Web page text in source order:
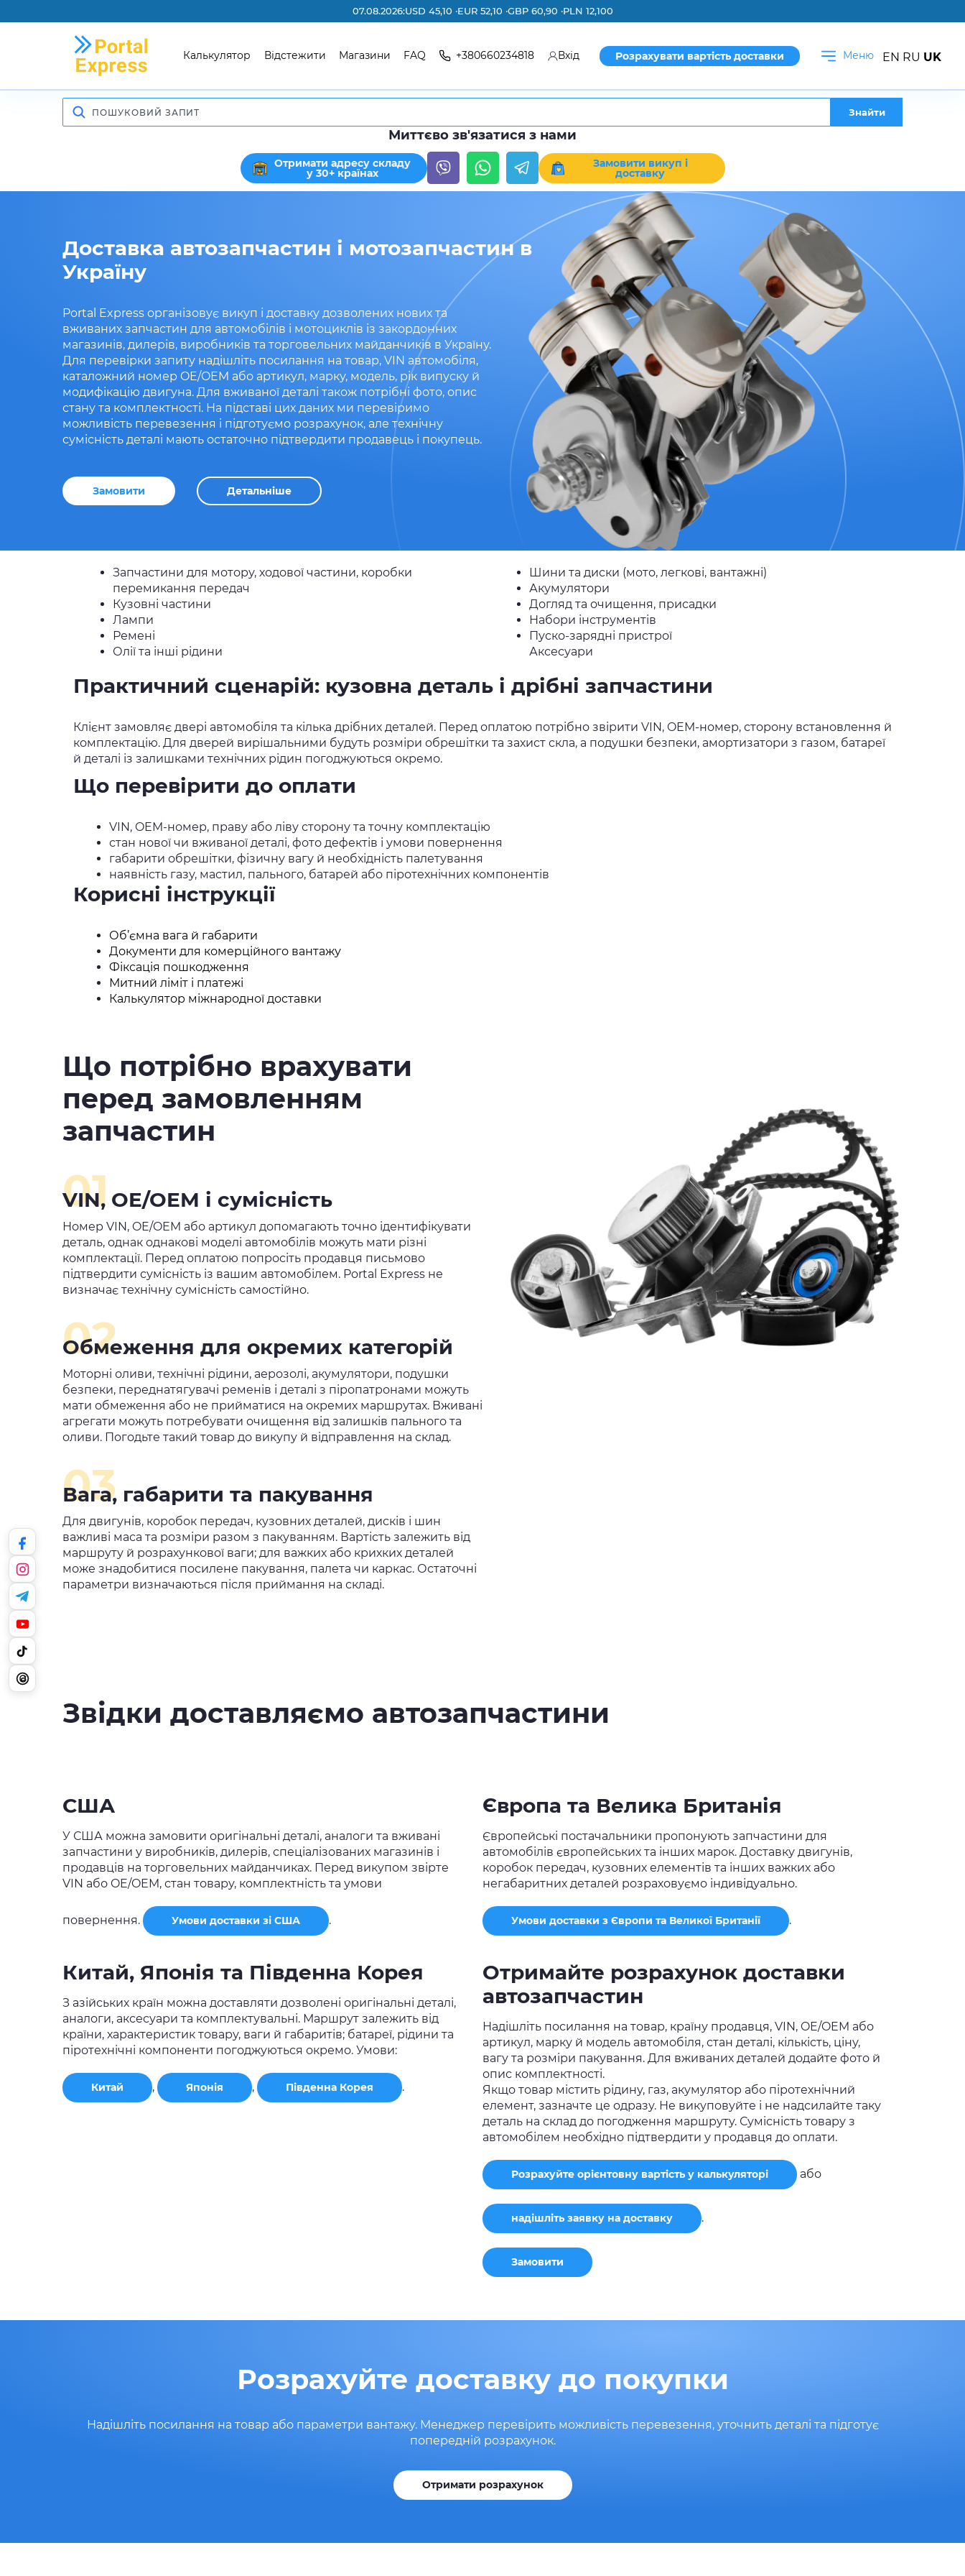
07.08.2026:USD 45,10 ·EUR 52,10 ·GBP 60,90 ·PLN 12,100
Калькулятор Відстежити Магазини FAQ +380660234818 Вхід Розрахувати вартість доставки Меню
Знайти
Миттєво зв'язатися з нами
Отримати адресу складу
у 30+ країнах
Замовити викуп і
доставку
Доставка автозапчастин і мотозапчастин в
Україну
Portal Express організовує викуп і доставку дозволених нових та
вживаних запчастин для автомобілів і мотоциклів із закордонних
магазинів, дилерів, виробників та торговельних майданчиків в Україну.
Для перевірки запиту надішліть посилання на товар, VIN автомобіля,
каталожний номер OE/OEM або артикул, марку, модель, рік випуску й
модифікацію двигуна. Для вживаної деталі також потрібні фото, опис
стану та комплектності. На підставі цих даних ми перевіримо
можливість перевезення і підготуємо розрахунок, але технічну
сумісність деталі мають остаточно підтвердити продавець і покупець.
Замовити Детальніше
Запчастини для мотору, ходової частини, коробки
перемикання передач
Кузовні частини
Лампи
Ремені
Олії та інші рідини
Шини та диски (мото, легкові, вантажні)
Акумулятори
Догляд та очищення, присадки
Набори інструментів
Пуско-зарядні пристрої
Аксесуари
Практичний сценарій: кузовна деталь і дрібні запчастини
Клієнт замовляє двері автомобіля та кілька дрібних деталей. Перед оплатою потрібно звірити VIN, OEM-номер, сторону встановлення й
комплектацію. Для дверей вирішальними будуть розміри обрешітки та захист скла, а подушки безпеки, амортизатори з газом, батареї
й деталі із залишками технічних рідин погоджуються окремо.
Що перевірити до оплати
VIN, OEM-номер, праву або ліву сторону та точну комплектацію
стан нової чи вживаної деталі, фото дефектів і умови повернення
габарити обрешітки, фізичну вагу й необхідність палетування
наявність газу, мастил, пального, батарей або піротехнічних компонентів
Корисні інструкції
Об’ємна вага й габарити
Документи для комерційного вантажу
Фіксація пошкодження
Митний ліміт і платежі
Калькулятор міжнародної доставки
Що потрібно врахувати
перед замовленням
запчастин
01
VIN, OE/OEM і сумісність
Номер VIN, OE/OEM або артикул допомагають точно ідентифікувати
деталь, однак однакові моделі автомобілів можуть мати різні
комплектації. Перед оплатою попросіть продавця письмово
підтвердити сумісність із вашим автомобілем. Portal Express не
визначає технічну сумісність самостійно.
02
Обмеження для окремих категорій
Моторні оливи, технічні рідини, аерозолі, акумулятори, подушки
безпеки, переднатягувачі ременів і деталі з піропатронами можуть
мати обмеження або не прийматися на окремих маршрутах. Вживані
агрегати можуть потребувати очищення від залишків пального та
оливи. Погодьте такий товар до викупу й відправлення на склад.
03
Вага, габарити та пакування
Для двигунів, коробок передач, кузовних деталей, дисків і шин
важливі маса та розміри разом з пакуванням. Вартість залежить від
маршруту й розрахункової ваги; для важких або крихких деталей
може знадобитися посилене пакування, палета чи каркас. Остаточні
параметри визначаються після приймання на складі.
Звідки доставляємо автозапчастини
США
У США можна замовити оригінальні деталі, аналоги та вживані
запчастини у виробників, дилерів, спеціалізованих магазинів і
продавців на торговельних майданчиках. Перед викупом звірте
VIN або OE/OEM, стан товару, комплектність та умови
повернення. Умови доставки зі США .
Європа та Велика Британія
Європейські постачальники пропонують запчастини для
автомобілів європейських та інших марок. Доставку двигунів,
коробок передач, кузовних елементів та інших важких або
негабаритних деталей розраховуємо індивідуально.
Умови доставки з Європи та Великої Британії .
Китай, Японія та Південна Корея
З азійських країн можна доставляти дозволені оригінальні деталі,
аналоги, аксесуари та комплектувальні. Маршрут залежить від
країни, характеристик товару, ваги й габаритів; батареї, рідини та
піротехнічні компоненти погоджуються окремо. Умови:
Китай , Японія , Південна Корея .
Отримайте розрахунок доставки
автозапчастин
Надішліть посилання на товар, країну продавця, VIN, OE/OEM або
артикул, марку й модель автомобіля, стан деталі, кількість, ціну,
вагу та розміри пакування. Для вживаних деталей додайте фото й
опис комплектності.
Якщо товар містить рідину, газ, акумулятор або піротехнічний
елемент, зазначте це одразу. Не викуповуйте і не надсилайте таку
деталь на склад до погодження маршруту. Сумісність товару з
автомобілем необхідно підтвердити у продавця до оплати.
Розрахуйте орієнтовну вартість у калькуляторі або
надішліть заявку на доставку .
Замовити
Розрахуйте доставку до покупки
Надішліть посилання на товар або параметри вантажу. Менеджер перевірить можливість перевезення, уточнить деталі та підготує
попередній розрахунок.
Отримати розрахунок
EN RU UK